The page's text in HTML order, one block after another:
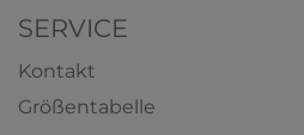
SERVICE
Kontakt
Größentabelle